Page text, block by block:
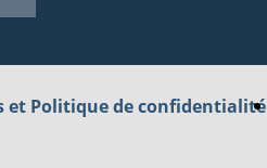
et Politique de confidentialité